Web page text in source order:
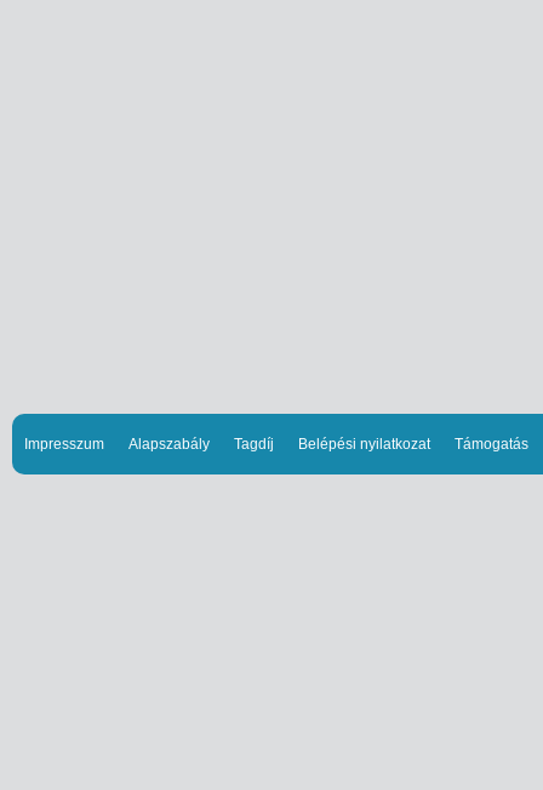
Impresszum Alapszabály Tagdíj Belépési nyilatkozat Támogatás